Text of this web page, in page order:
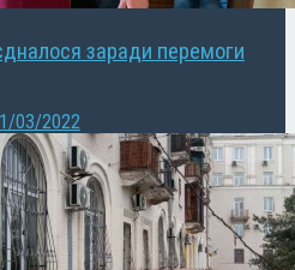
заради перемоги
03/2022